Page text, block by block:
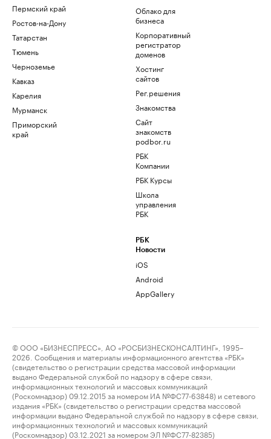
Пермский край
Ростов-на-Дону
Татарстан
Тюмень
Черноземье
Кавказ
Карелия
Мурманск
Приморский
край
Облако для
бизнеса
Корпоративный
регистратор
доменов
Хостинг
сайтов
Рег.решения
Знакомства
Сайт
знакомств
podbor.ru
РБК
Компании
РБК Курсы
Школа
управления
РБК
РБК
Новости
iOS
Android
AppGallery
© ООО «БИЗНЕСПРЕСС», АО «РОСБИЗНЕСКОНСАЛТИНГ», 1995–
2026. Сообщения и материалы информационного агентства «РБК»
(свидетельство о регистрации средства массовой информации
выдано Федеральной службой по надзору в сфере связи,
информационных технологий и массовых коммуникаций
(Роскомнадзор) 09.12.2015 за номером ИА №ФС77-63848) и сетевого
издания «РБК» (свидетельство о регистрации средства массовой
информации выдано Федеральной службой по надзору в сфере связи,
информационных технологий и массовых коммуникаций
(Роскомнадзор) 03.12.2021 за номером ЭЛ №ФС77-82385)